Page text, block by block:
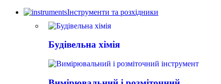
Інструменти та розхідники
Будівельна хімія